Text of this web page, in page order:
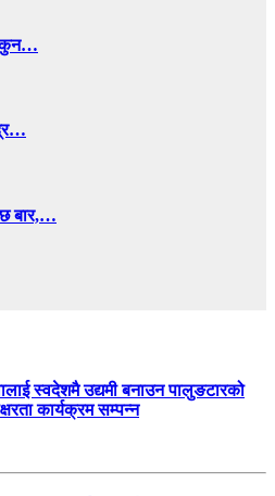
कुन…
छ बार,…
स्वदेशमै उद्यमी बनाउन पालुङटारको
कार्यक्रम सम्पन्न